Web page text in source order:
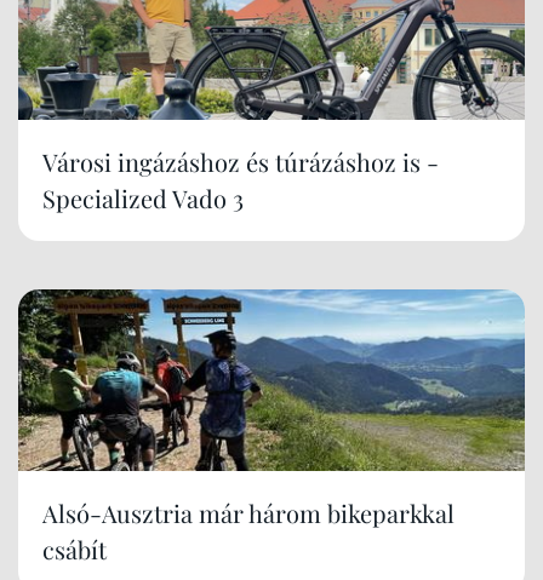
Városi ingázáshoz és túrázáshoz is -
Specialized Vado 3
Alsó-Ausztria már három bikeparkkal
csábít